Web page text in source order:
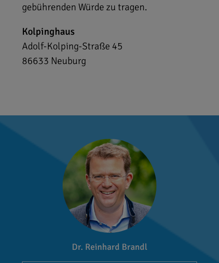
gebührenden Würde zu tragen.
Kolpinghaus
Adolf-Kolping-Straße 45
86633 Neuburg
Dr. Reinhard Brandl